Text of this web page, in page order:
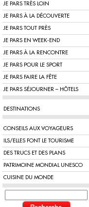
JE PARS TRÈS LOIN
JE PARS À LA DÉCOUVERTE
JE PARS TOUT PRÈS
JE PARS EN WEEK-END
JE PARS À LA RENCONTRE
JE PARS POUR LE SPORT
JE PARS FAIRE LA FÊTE
JE PARS SÉJOURNER – HÔTELS
DESTINATIONS
CONSEILS AUX VOYAGEURS
ILS/ELLES FONT LE TOURISME
DES TRUCS ET DES PLANS
PATRIMOINE MONDIAL UNESCO
CUISINE DU MONDE